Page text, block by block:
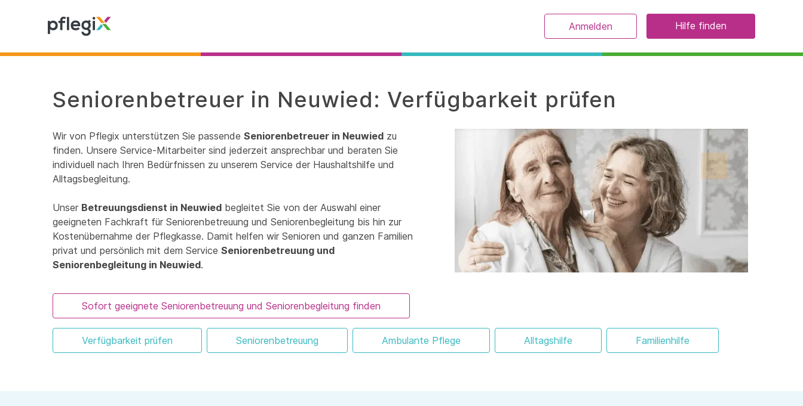
Anmelden Hilfe finden
Seniorenbetreuer in Neuwied: Verfügbarkeit prüfen
Wir von Pflegix unterstützen Sie passende Seniorenbetreuer in Neuwied zu
finden. Unsere Service-Mitarbeiter sind jederzeit ansprechbar und beraten Sie
individuell nach Ihren Bedürfnissen zu unserem Service der Haushaltshilfe und
Alltagsbegleitung.
Unser Betreuungsdienst in Neuwied begleitet Sie von der Auswahl einer
geeigneten Fachkraft für Seniorenbetreuung und Seniorenbegleitung bis hin zur
Kostenübernahme der Pflegkasse. Damit helfen wir Senioren und ganzen Familien
privat und persönlich mit dem Service Seniorenbetreuung und
Seniorenbegleitung in Neuwied.
Sofort geeignete Seniorenbetreuung und Seniorenbegleitung finden
Verfügbarkeit prüfen Seniorenbetreuung Ambulante Pflege Alltagshilfe Familienhilfe